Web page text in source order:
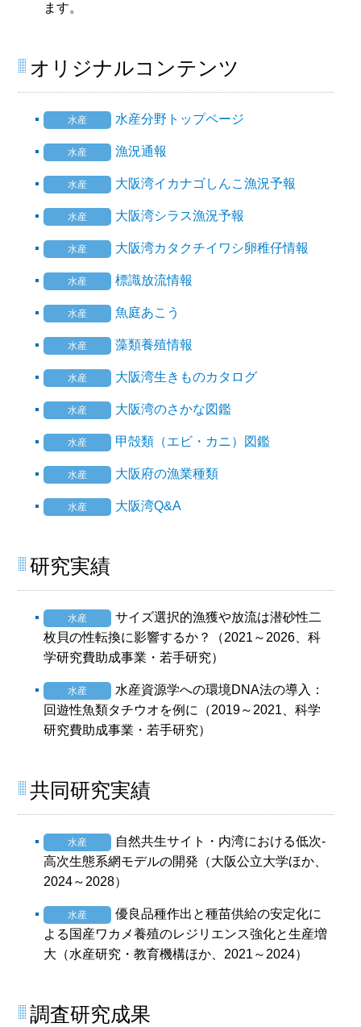
ます。
オリジナルコンテンツ
水産 水産分野トップページ
水産 漁況通報
水産 大阪湾イカナゴしんこ漁況予報
水産 大阪湾シラス漁況予報
水産 大阪湾カタクチイワシ卵稚仔情報
水産 標識放流情報
水産 魚庭あこう
水産 藻類養殖情報
水産 大阪湾生きものカタログ
水産 大阪湾のさかな図鑑
水産 甲殻類（エビ・カニ）図鑑
水産 大阪府の漁業種類
水産 大阪湾Q&A
研究実績
水産
サイズ選択的漁獲や放流は潜砂性二
枚貝の性転換に影響するか？（2021～2026、科
学研究費助成事業・若手研究）
水産
水産資源学への環境DNA法の導入：
回遊性魚類タチウオを例に（2019～2021、科学
研究費助成事業・若手研究）
共同研究実績
水産
自然共生サイト・内湾における低次-
高次生態系網モデルの開発（大阪公立大学ほか、
2024～2028）
水産
優良品種作出と種苗供給の安定化に
よる国産ワカメ養殖のレジリエンス強化と生産増
大（水産研究・教育機構ほか、2021～2024）
調査研究成果